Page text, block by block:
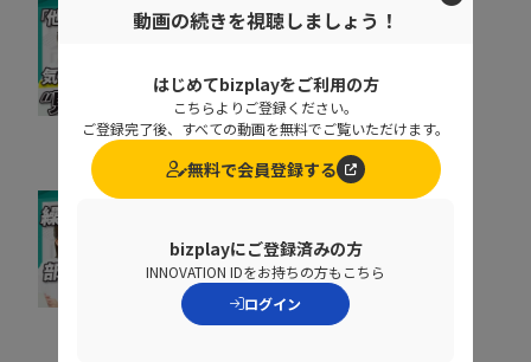
07:20
取りこぼしはなぜ起き
防ぐ営業の仕組み改革
株式会社シャノン
くのか？質問対応の時間
をゼロにする方法
NDIソリューションズ株式会社
動画の続きを視聴しましょう！
はじめてbizplayをご利用の方
こちらよりご登録ください。
ご登録完了後、すべての動画を無料でご覧いただけます。
無料で会員登録する
bizplayにご登録済みの方
INNOVATION IDをお持ちの方もこちら
ログイン